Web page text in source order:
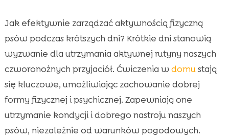
Jak efektywnie zarządzać aktywnością fizyczną
psów podczas krótszych dni? Krótkie dni stanowią
wyzwanie dla utrzymania aktywnej rutyny naszych
czworonożnych przyjaciół. Ćwiczenia w domustają
się kluczowe, umożliwiając zachowanie dobrej
formy fizycznej i psychicznej. Zapewniają one
utrzymanie kondycji i dobrego nastroju naszych
psów, niezależnie od warunków pogodowych.